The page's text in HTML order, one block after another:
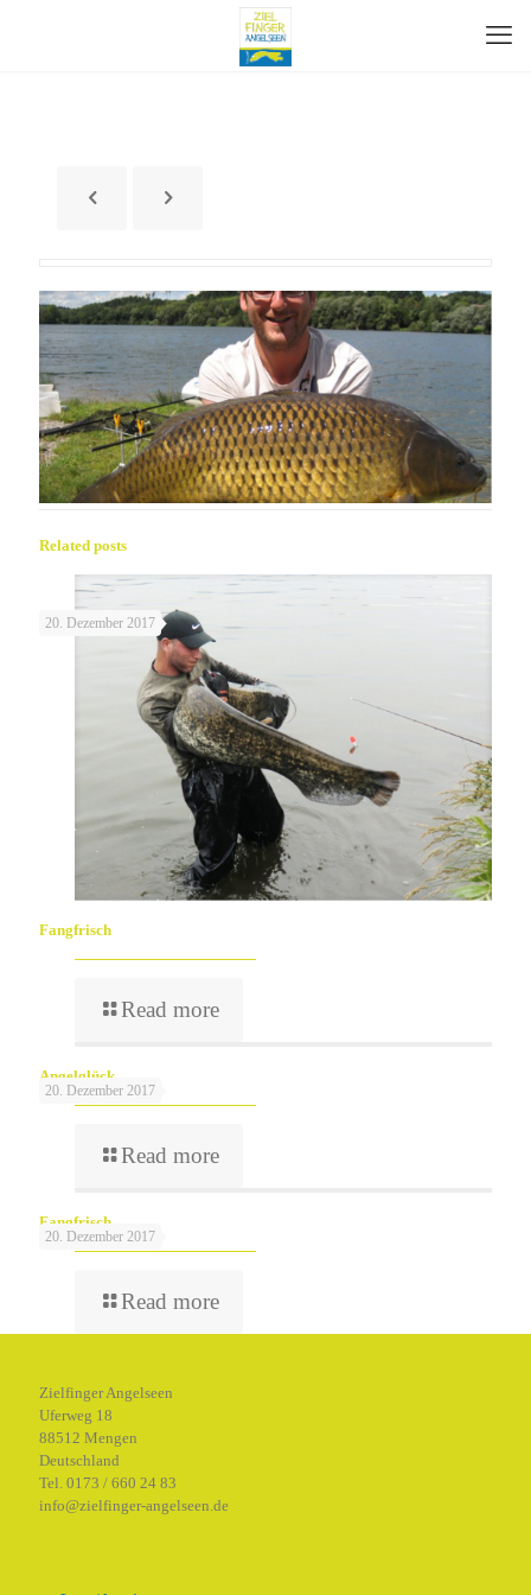
Related posts
20. Dezember 2017
Fangfrisch
Read more
20. Dezember 2017
Angelglück
Read more
20. Dezember 2017
Fangfrisch
Read more
Zielfinger Angelseen
Uferweg 18
88512 Mengen
Deutschland
Tel. 0173 / 660 24 83
info@zielfinger-angelseen.de